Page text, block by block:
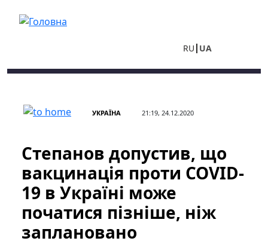
RU UA
УКРАЇНА 21:19, 24.12.2020
Степанов допустив, що
вакцинація проти COVID-
19 в Україні може
початися пізніше, ніж
заплановано